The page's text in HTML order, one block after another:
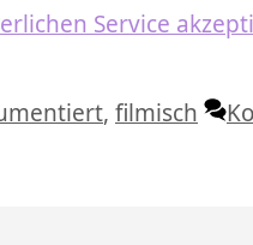
Service
, filmisch